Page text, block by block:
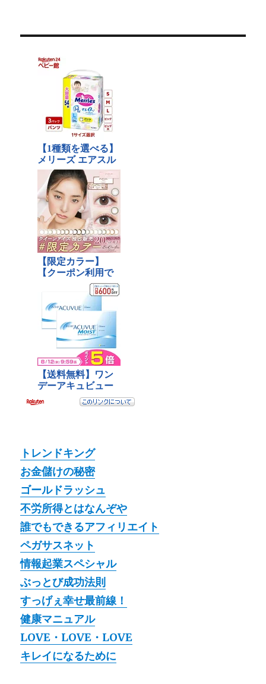
トレンドキング
お金儲けの秘密
ゴールドラッシュ
不労所得とはなんぞや
誰でもできるアフィリエイト
ペガサスネット
情報起業スペシャル
ぶっとび成功法則
すっげぇ幸せ最前線！
健康マニュアル
LOVE・LOVE・LOVE
キレイになるために